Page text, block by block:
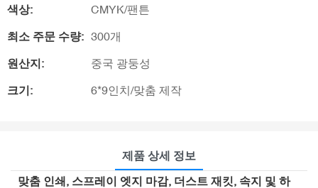
색상: CMYK/팬튼
최소 주문 수량: 300개
원산지: 중국 광둥성
크기: 6*9인치/맞춤 제작
제품 상세 정보
맞춤 인쇄, 스프레이 엣지 마감, 더스트 재킷, 속지 및 하